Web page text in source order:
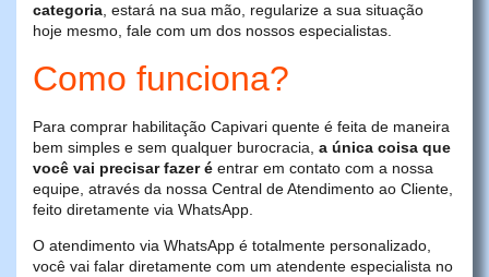
categoria, estará na sua mão, regularize a sua situação
hoje mesmo, fale com um dos nossos especialistas.
Como funciona?
Para comprar habilitação Capivari quente é feita de maneira
bem simples e sem qualquer burocracia, a única coisa que
você vai precisar fazer é entrar em contato com a nossa
equipe, através da nossa Central de Atendimento ao Cliente,
feito diretamente via WhatsApp.
O atendimento via WhatsApp é totalmente personalizado,
você vai falar diretamente com um atendente especialista no